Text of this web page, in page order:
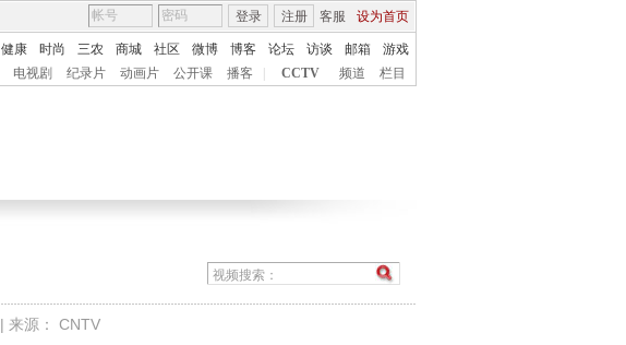
客服 设为首页
登录 注册
健康 时尚 三农 商城 社区 微博 博客 论坛 访谈 邮箱
游戏
电视剧 纪录片 动画片 公开课 播客 CCTV 频道 栏目
| 来源： CNTV